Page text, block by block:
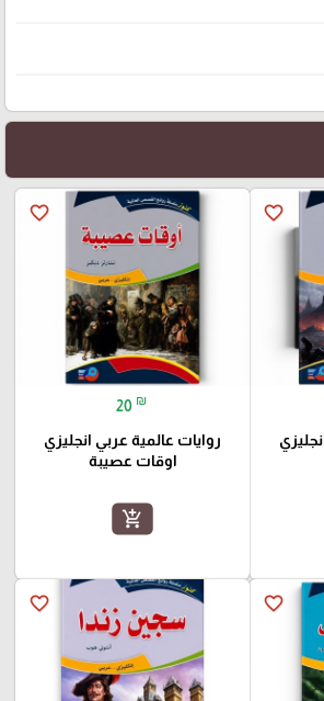
favorite_border
favorite_border
20 ₪
روايات عالمية عربي انجليزي
اوقات عصيبة
add_shopping_cart
favorite_border
favorite_border